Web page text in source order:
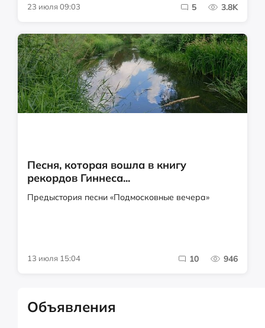
23 июля 09:03 5 3.8K
Песня, которая вошла в книгу
рекордов Гиннеса...
Предыстория песни «Подмосковные вечера»
13 июля 15:04 10 946
Объявления